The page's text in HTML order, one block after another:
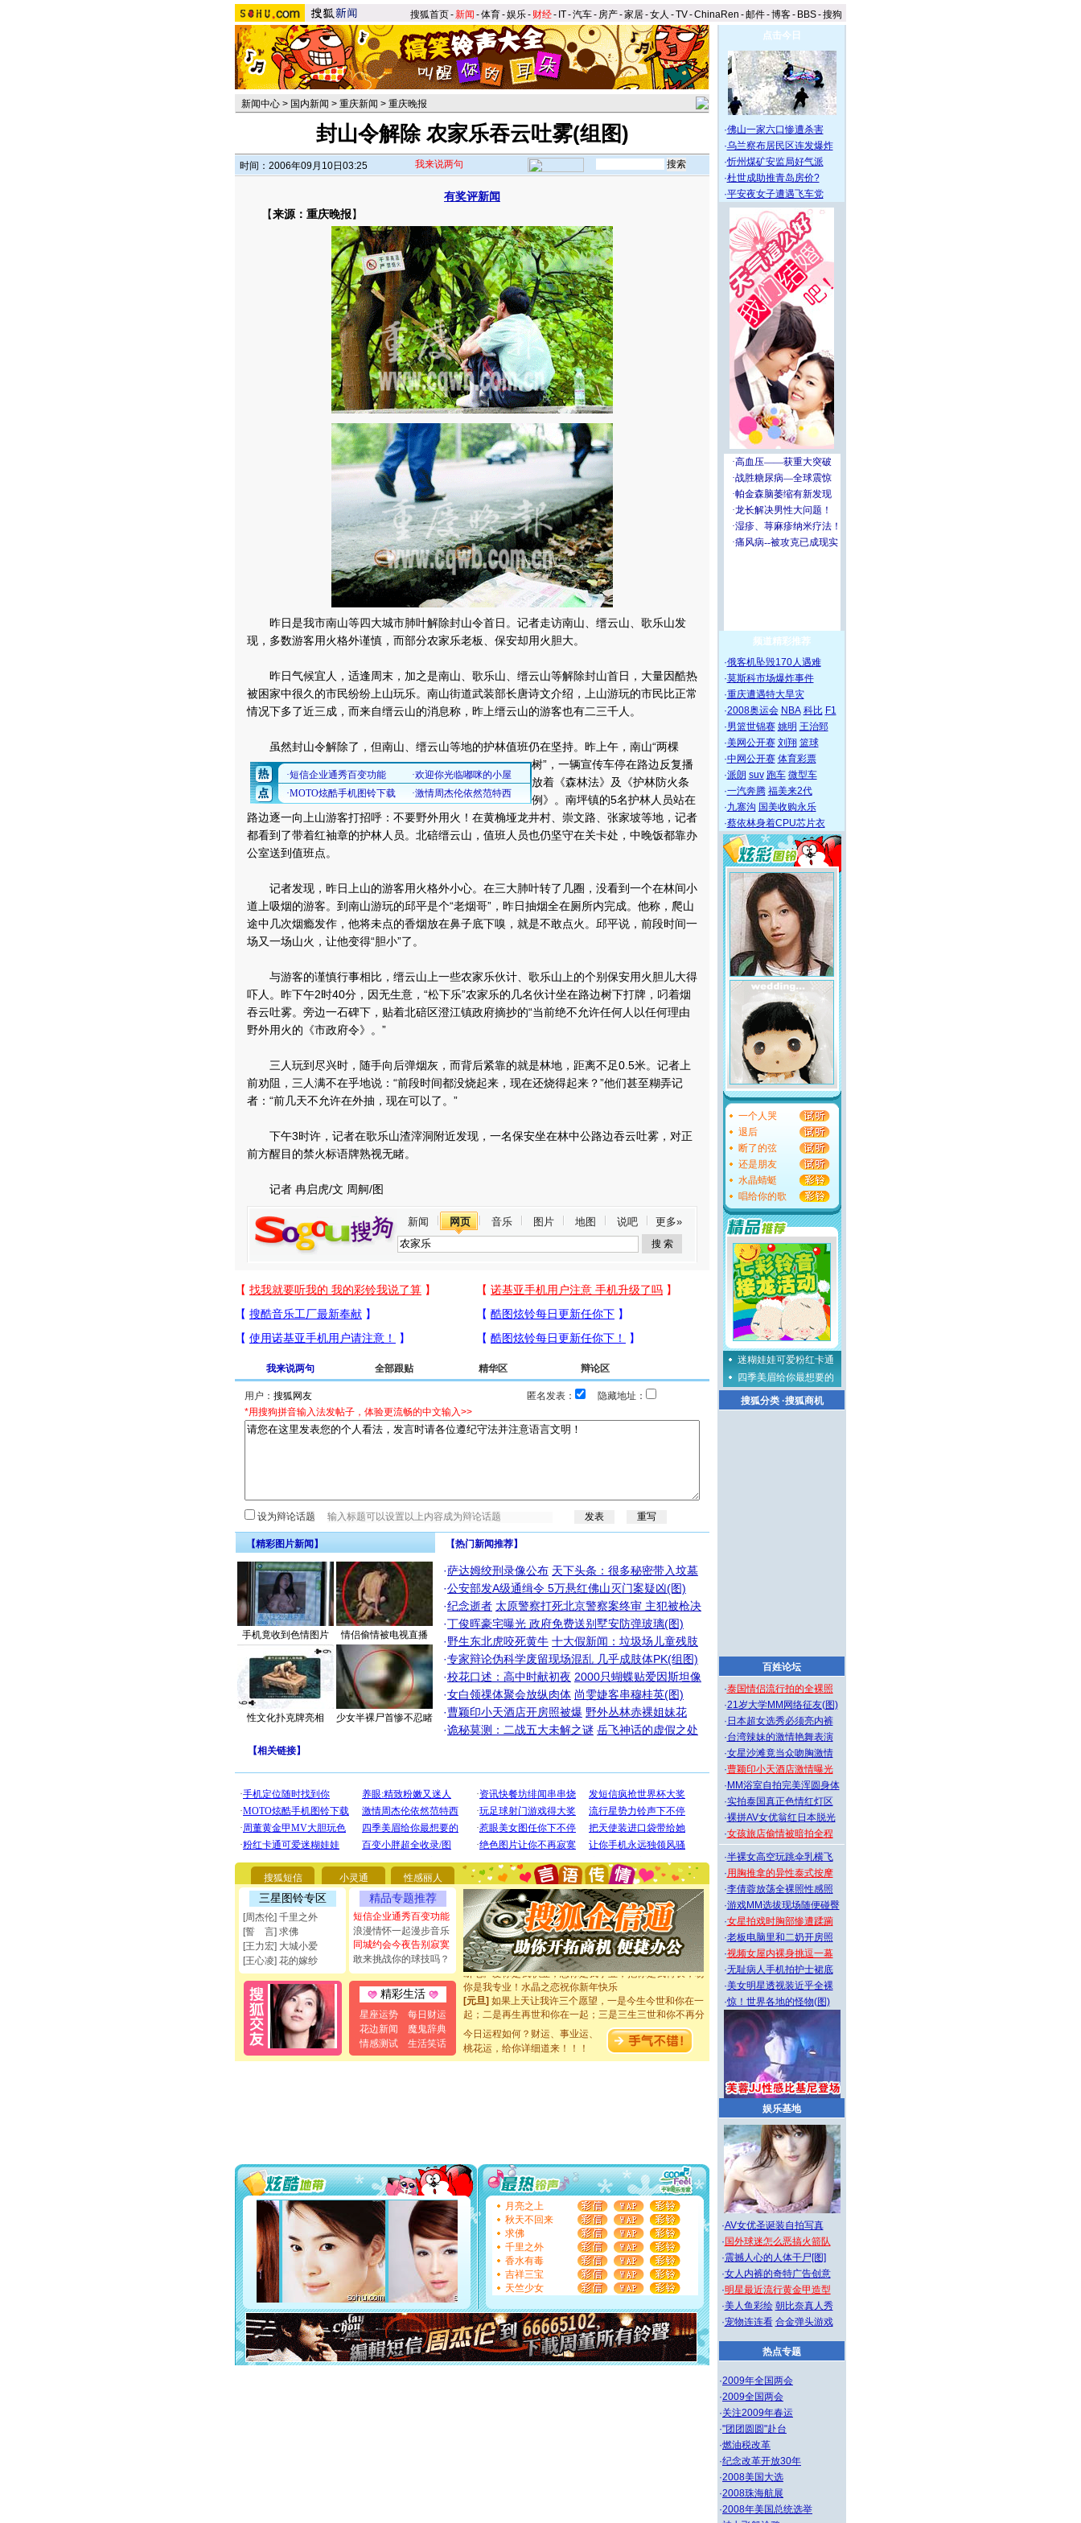
搜狐首页-新闻 -体育-娱乐- 财经- IT-汽车- 房产-家居-女人 -TV-ChinaRen -邮件-博客- BBS-搜狗
新闻中心 > 国内新闻 > 重庆新闻 > 重庆晚报
封山令解除 农家乐吞云吐雾(组图)
时间：2006年09月10日03:25 我来说两句
有奖评新闻
【来源：重庆晚报】
昨日是我市南山等四大城市肺叶解除封山令首日。记者走访南山、缙云山、歌乐山发
现，多数游客用火格外谨慎，而部分农家乐老板、保安却用火胆大。
昨日气候宜人，适逢周末，加之是南山、歌乐山、缙云山等解除封山首日，大量因酷热
被困家中很久的市民纷纷上山玩乐。南山街道武装部长唐诗文介绍，上山游玩的市民比正常
情况下多了近三成，而来自缙云山的消息称，昨上缙云山的游客也有二三千人。
虽然封山令解除了，但南山、缙云山等地的护林值班仍在坚持。 昨上午，南山“两棵
树”，一辆宣传车停在路边反复播
放着《森林法》及《护林防火条
例》。南坪镇的5名护林人员站在
路边逐一向上山游客打招呼：不要野外用火！在黄桷垭龙井村、崇文路、张家坡等地，记者
都看到了带着红袖章的护林人员。北碚缙云山，值班人员也仍坚守在关卡处，中晚饭都靠办
公室送到值班点。
记者发现，昨日上山的游客用火格外小心。在三大肺叶转了几圈，没看到一个在林间小
道上吸烟的游客。到南山游玩的邱平是个“老烟哥”，昨日抽烟全在厕所内完成。他称，爬山
途中几次烟瘾发作，他将未点的香烟放在鼻子底下嗅，就是不敢点火。邱平说，前段时间一
场又一场山火，让他变得“胆小”了。
与游客的谨慎行事相比，缙云山上一些农家乐伙计、歌乐山上的个别保安用火胆儿大得
吓人。昨下午2时40分，因无生意，“松下乐”农家乐的几名伙计坐在路边树下打牌，叼着烟
吞云吐雾。旁边一石碑下，贴着北碚区澄江镇政府摘抄的“当前绝不允许任何人以任何理由
野外用火的《市政府令》。”
三人玩到尽兴时，随手向后弹烟灰，而背后紧靠的就是林地，距离不足0.5米。记者上
前劝阻，三人满不在乎地说：“前段时间都没烧起来，现在还烧得起来？”他们甚至糊弄记
者：“前几天不允许在外抽，现在可以了。”
下午3时许，记者在歌乐山渣滓洞附近发现，一名保安坐在林中公路边吞云吐雾，对正
前方醒目的禁火标语牌熟视无睹。
记者 冉启虎/文 周舸/图
新闻 网页 音乐 图片 地图 说吧 更多»
我来说两句 全部跟贴 精华区 辩论区
用户： 匿名发表：
隐藏地址：
*用搜狗拼音输入法发帖子，体验更流畅的中文输入>>
设为辩论话题
【精彩图片新闻】
手机竟收到色情图片 情侣偷情被电视直播
性文化扑克牌亮相 少女半裸尸首惨不忍睹
【热门新闻推荐】
·萨达姆绞刑录像公布 天下头条：很多秘密带入坟墓
·公安部发A级通缉令 5万悬红佛山灭门案疑凶(图)
·纪念逝者 太原警察打死北京警察案终审 主犯被枪决
·丁俊晖豪宅曝光 政府免费送别墅安防弹玻璃(图)
·野生东北虎咬死黄牛 十大假新闻：垃圾场儿童残肢
·专家辩论伪科学废留现场混乱 几乎成肢体PK(组图)
·校花口述：高中时献初夜 2000只蝴蝶贴爱因斯坦像
·女白领祼体聚会放纵肉体 尚雯婕客串穆桂英(图)
·曹颖印小天酒店开房照被爆 野外丛林赤裸姐妹花
·诡秘莫测：二战五大未解之谜 岳飞神话的虚假之处
【相关链接】
搜狐短信 小灵通 性感丽人
三星图铃专区
[周杰伦] 千里之外
[誓 言] 求佛
[王力宏] 大城小爱
[王心凌] 花的嫁纱
精品专题推荐
短信企业通秀百变功能
浪漫情怀一起漫步音乐
同城约会今夜告别寂寞
敢来挑战你的球技吗？
精彩生活
星座运势
每日财运
花边新闻
魔鬼辞典
情感测试
生活笑话
[圣诞节]圣诞节到了，想想没什么送给你的，又不打算给
要平安！千万要知足！千万不要忘记我！
[圣诞节]不只这样的日子才会想起你,而是这样的日子才
能正大光明地骚扰你,告诉你,圣诞要快乐!新年要快乐!天天
都要快乐噢!
[圣诞节]奉上一颗祝福的心,在这个特别的日子里,愿幸福,
如意,快乐,鲜花,一切美好的祝愿与你同在.圣诞快乐!
[元旦]看到你我会触电；看不到你我要充电；没有你我会
断电。爱你是我职业，想你是我事业，抱你是我特长，吻
你是我专业！水晶之恋祝你新年快乐
[元旦]如果上天让我许三个愿望，一是今生今世和你在一
起；二是再生再世和你在一起；三是三生三世和你不再分
离。水晶之恋祝你新年快乐
[元旦]当我狠下心扭头离去那一刻，你在我身后无助地哭
泣，这痛楚让我明白我多么爱你。我转身抱住你：这猪不
卖了。水晶之恋祝你新年快乐。
你太多，只有给你五千万：千万快乐！千万要健康！千万
要平安！千万要知足！千万不要忘记我！
[圣诞节]不只这样的日子才会想起你,而是这样的日子才
能正大光明地骚扰你,告诉你,圣诞要快乐!新年要快乐!天天
都要快乐噢!
[圣诞节]奉上一颗祝福的心,在这个特别的日子里,愿幸福,
如意,快乐,鲜花,一切美好的祝愿与你同在.圣诞快乐!
[元旦]
看到你我会触电；看不到你我要充电；没有你我会
断电。爱你是我职业，想你是我事业，抱你是我特长，吻
你是我专业！水晶之恋祝你新年快乐
[元旦]如果上天让我许三个愿望，一是今生今世和你在一
起；二是再生再世和你在一起；三是三生三世和你不再分
离。水晶之恋祝你新年快乐
[元旦]当我狠下心扭头离去那一刻，你在我身后无助地哭
泣，这痛楚让我明白我多么爱你。我转身抱住你：这猪不
今日运程如何？财运、事业运、
桃花运，给你详细道来！！！
月亮之上
秋天不回来
求佛
千里之外
香水有毒
吉祥三宝
天竺少女
点击今日
·佛山一家六口惨遭杀害
·乌兰察布居民区连发爆炸
·忻州煤矿安监局好气派
·杜世成助推青岛房价?
·平安夜女子遭遇飞车党
频道精彩推荐
·俄客机坠毁170人遇难
·莫斯科市场爆炸事件
·重庆遭遇特大旱灾
·2008奥运会 NBA 科比 F1
·男篮世锦赛 姚明 王治郅
·美网公开赛 刘翔 篮球
·中网公开赛 体育彩票
·派朗 suv 跑车 微型车
·一汽奔腾 福美来2代
·九寨沟 国美收购永乐
·蔡依林身着CPU芯片衣
一个人哭
退后
断了的弦
还是朋友
水晶蜻蜓
唱给你的歌
迷糊娃娃可爱粉红卡通
四季美眉给你最想要的
搜狐分类·搜狐商机
百姓论坛
·泰国情侣流行拍的全裸照
·21岁大学MM网络征友(图)
· 日本超女选秀必须亮内裤
·台湾辣妹的激情艳舞表演
·女星沙滩竟当众吻胸激情
·曹颖印小天酒店激情曝光
· MM浴室自拍完美浑圆身体
·实拍泰国真正色情红灯区
·裸拼AV女优翁红日本脱光
·女孩旅店偷情被暗拍全程
·半裸女高空玩跳伞乳横飞
·用胸推拿的异性泰式按摩
·李倩蓉放荡全裸照性感照
·游戏MM选拔现场随便碰臀
·女星拍戏时胸部惨遭蹂躏
·老板电脑里和二奶开房照
·视频女屋内裸身挑逗一幕
·无耻病人手机拍护士裙底
·美女明星透视装近乎全裸
·惊！世界各地的怪物(图)
娱乐基地
·AV女优圣诞装自拍写真
· 国外球迷怎么恶搞火箭队
·震撼人心的人体干尸[图]
·女人内裤的奇特广告创意
·明星最近流行黄金甲造型
·美人鱼彩绘 朝比奈真人秀
·宠物连连看 合金弹头游戏
热点专题
·2009年全国两会
·2009全国两会
·关注2009年春运
·"团团圆圆"赴台
·燃油税改革
·纪念改革开放30年
·2008美国大选
·2008珠海航展
·2008年美国总统选举